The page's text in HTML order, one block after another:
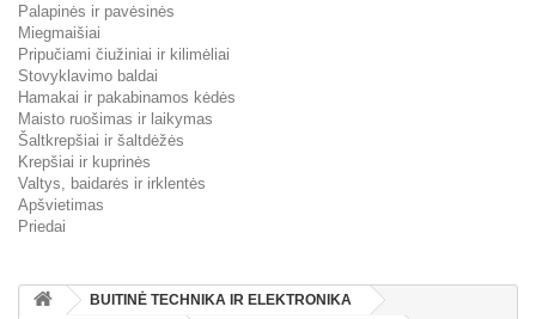
Palapinės ir pavėsinės
Miegmaišiai
Pripučiami čiužiniai ir kilimėliai
Stovyklavimo baldai
Hamakai ir pakabinamos kėdės
Maisto ruošimas ir laikymas
Šaltkrepšiai ir šaltdėžės
Krepšiai ir kuprinės
Valtys, baidarės ir irklentės
Apšvietimas
Priedai
BUITINĖ TECHNIKA IR ELEKTRONIKA